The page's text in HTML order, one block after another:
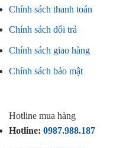
Chính sách thanh toán
Chính sách đổi trả
Chính sách giao hàng
Chính sách bảo mật
Hotline mua hàng
Hotline: 0987.988.187